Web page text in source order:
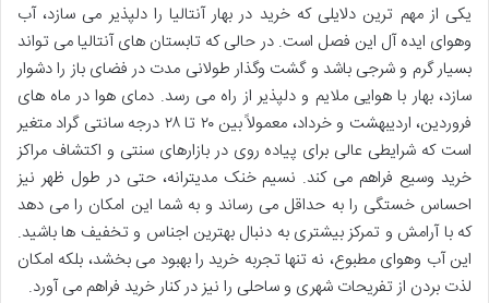
یکی از مهم ترین دلایلی که خرید در بهار آنتالیا را دلپذیر می سازد، آب
وهوای ایده آل این فصل است. در حالی که تابستان های آنتالیا می تواند
بسیار گرم و شرجی باشد و گشت وگذار طولانی مدت در فضای باز را دشوار
سازد، بهار با هوایی ملایم و دلپذیر از راه می رسد. دمای هوا در ماه های
فروردین، اردیبهشت و خرداد، معمولاً بین ۲۰ تا ۲۸ درجه سانتی گراد متغیر
است که شرایطی عالی برای پیاده روی در بازارهای سنتی و اکتشاف مراکز
خرید وسیع فراهم می کند. نسیم خنک مدیترانه، حتی در طول ظهر نیز
احساس خستگی را به حداقل می رساند و به شما این امکان را می دهد
که با آرامش و تمرکز بیشتری به دنبال بهترین اجناس و تخفیف ها باشید.
این آب وهوای مطبوع، نه تنها تجربه خرید را بهبود می بخشد، بلکه امکان
لذت بردن از تفریحات شهری و ساحلی را نیز در کنار خرید فراهم می آورد.